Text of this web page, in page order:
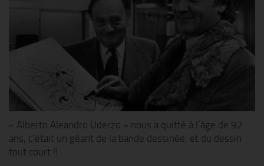
« Alberto Aleandro Uderzo » nous a quitté à l’âge de 92
ans, c’était un géant de la bande dessinée, et du dessin
tout court !!